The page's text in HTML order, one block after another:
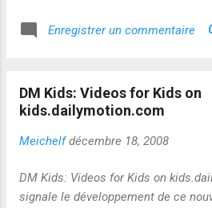
Enregistrer un commentaire
DM Kids: Videos for Kids on
kids.dailymotion.com
Meichelf décembre 18, 2008
DM Kids: Videos for Kids on
signale le développement de ce